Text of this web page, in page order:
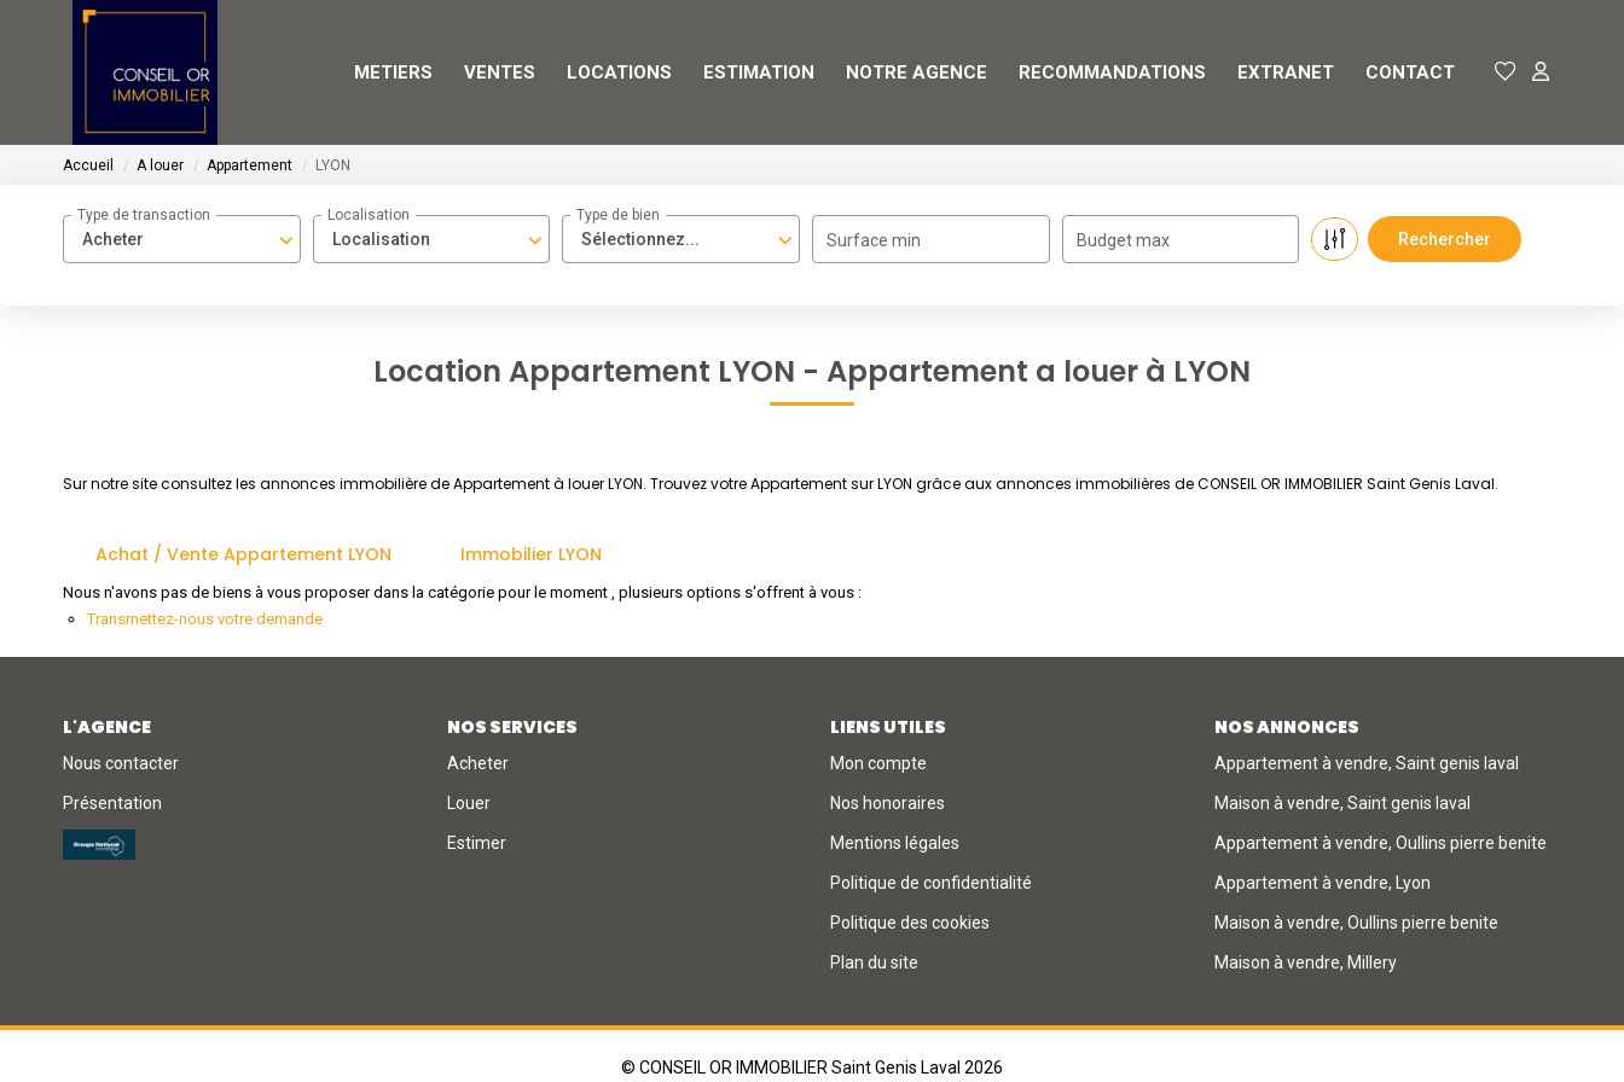
METIERS VENTES LOCATIONS ESTIMATION NOTRE AGENCE RECOMMANDATIONS EXTRANET CONTACT
Accueil A louer Appartement LYON
Acheter
Type de transaction
Localisation
Localisation
Sélectionnez...
Type de bien
Surface min Budget max
Location Appartement LYON - Appartement a louer à LYON
Sur notre site consultez les annonces immobilière de Appartement à louer LYON. Trouvez votre Appartement sur LYON grâce aux annonces immobilières de CONSEIL OR IMMOBILIER Saint Genis Laval.
Achat / Vente Appartement LYON Immobilier LYON
Nous n'avons pas de biens à vous proposer dans la catégorie pour le moment , plusieurs options s'offrent à vous :
Transmettez-nous votre demande
L'AGENCE
Nous contacter
Présentation
NOS SERVICES
Acheter
Louer
Estimer
LIENS UTILES
Mon compte
Nos honoraires
Mentions légales
Politique de confidentialité
Politique des cookies
Plan du site
NOS ANNONCES
Appartement à vendre, Saint genis laval
Maison à vendre, Saint genis laval
Appartement à vendre, Oullins pierre benite
Appartement à vendre, Lyon
Maison à vendre, Oullins pierre benite
Maison à vendre, Millery
© CONSEIL OR IMMOBILIER Saint Genis Laval 2026